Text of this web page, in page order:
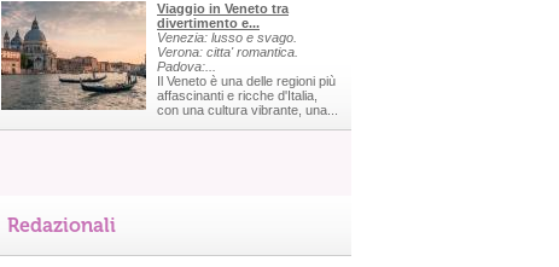
Viaggio in Veneto tra
divertimento e...
Venezia: lusso e svago.
Verona: citta' romantica.
Padova:...
Il Veneto è una delle regioni più
affascinanti e ricche d'Italia,
con una cultura vibrante, una...
Redazionali